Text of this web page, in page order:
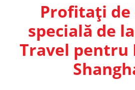
Profitați
specială de
Travel pentru